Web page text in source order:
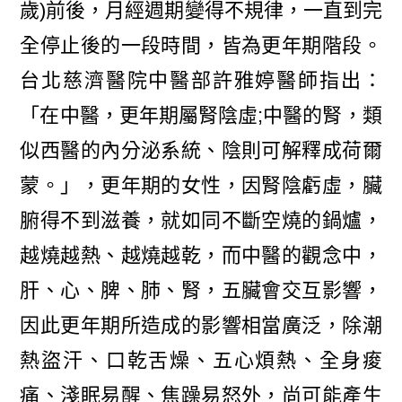
歲)前後，月經週期變得不規律，一直到完
全停止後的一段時間，皆為更年期階段。
台北慈濟醫院中醫部許雅婷醫師指出：
「在中醫，更年期屬腎陰虛;中醫的腎，類
似西醫的內分泌系統、陰則可解釋成荷爾
蒙。」，更年期的女性，因腎陰虧虛，臟
腑得不到滋養，就如同不斷空燒的鍋爐，
越燒越熱、越燒越乾，而中醫的觀念中，
肝、心、脾、肺、腎，五臟會交互影響，
因此更年期所造成的影響相當廣泛，除潮
熱盜汗、口乾舌燥、五心煩熱、全身痠
痛、淺眠易醒、焦躁易怒外，尚可能產生